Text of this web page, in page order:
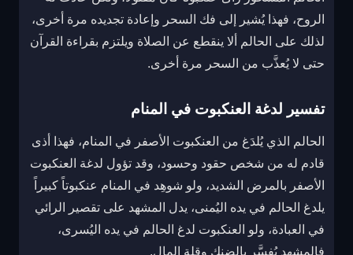
الروح، فهذا يُشير إلى فك السحر وإعادة تجديده مرة أخرى،
لذلك على الحالم ألا ينقطع عن الصلاة ويلتزم بقراءة القرآن
حتى لا يُعذَّب من السحر مرة أخرى.
تفسير لدغة العنكبوت في المنام
الحالم الذي يُلدَغ من العنكبوت الأصفر في المنام، فهذا أذى
قادم له من شخص حقود وحسود، وقد تؤول لدغة العنكبوت
الأصفر بالمرض الشديد، ولو شوهِد في المنام عنكبوتاً كبيراً
يلدغ الحالم في يده اليُمنى، يدل المشهد على تقصير الرائي
في العبادة، ولو العنكبوت لدغ الحالم في يده اليُسرى،
فالمشهد يُفسَّر بالضنك وقلة المال.